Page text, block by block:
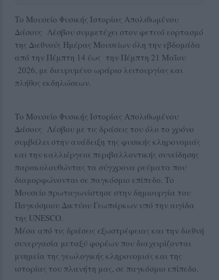
Το Μουσείο Φυσικής Ιστορίας Απολιθωμένου
Δάσους Λέσβου συμμετέχει στον φετινό εορτασμό
της Διεθνούς Ημέρας Μουσείων όλη την εβδομάδα
από την Πέμπτη 14 έως την Πέμπτη 21 Μαΐου
2026, με διευρυμένο ωράριο λειτουργίας και
πλήθος εκδηλώσεων.
Το Μουσείο Φυσικής Ιστορίας Απολιθωμένου
Δάσους Λέσβου με τις δράσεις του όλο το χρόνο
συμβάλει στην ανάδειξη της φυσικής κληρονομιάς
και την καλλιέργεια περιβαλλοντικής συνείδησης
παρακολουθώντας τα σύγχρονα ρεύματα που
διαμορφώνονται σε παγκόσμιο επίπεδο. Το
Μουσείο πρωταγωνίστησε στην δημιουργία του
Παγκόσμιου Δικτύου Γεωπάρκων υπό την αιγίδα
της UNESCO.
Μέσα από τις δράσεις εξωστρέφειας και την διεθνή
συνεργασία μεταξύ φορέων που διαχειρίζονται
μνημεία της γεωλογικής κληρονομιάς και της
ιστορίας του πλανήτη μας, σε παγκόσμιο επίπεδο.